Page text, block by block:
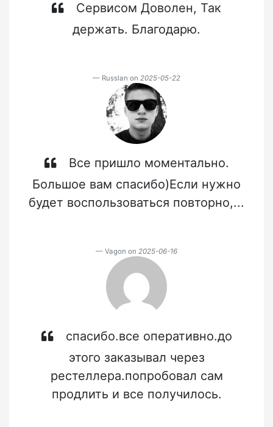
Сервисом Доволен, Так
держать. Благодарю.
Russlan on 2025-05-22
Все пришло моментально.
Большое вам спасибо)Если нужно
будет воспользоваться повторно,...
Vagon on 2025-06-16
спасибо.все оперативно.до
этого заказывал через
рестеллера.попробовал сам
продлить и все получилось.